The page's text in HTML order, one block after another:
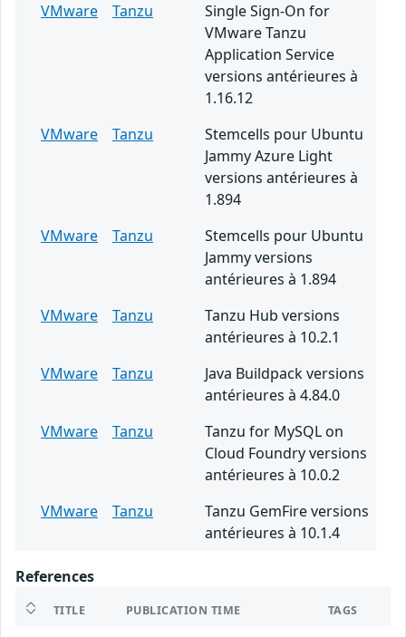
VMware
Tanzu
Single Sign-On for
VMware Tanzu
Application Service
versions antérieures à
1.16.12
VMware
Tanzu
Stemcells pour Ubuntu
Jammy Azure Light
versions antérieures à
1.894
VMware
Tanzu
Stemcells pour Ubuntu
Jammy versions
antérieures à 1.894
VMware
Tanzu
Tanzu Hub versions
antérieures à 10.2.1
VMware
Tanzu
Java Buildpack versions
antérieures à 4.84.0
VMware
Tanzu
Tanzu for MySQL on
Cloud Foundry versions
antérieures à 10.0.2
VMware
Tanzu
Tanzu GemFire versions
antérieures à 10.1.4
References
TITLE PUBLICATION TIME TAGS